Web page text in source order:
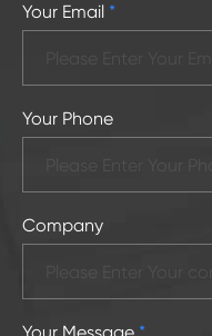
Your Email *
Your Phone
Company